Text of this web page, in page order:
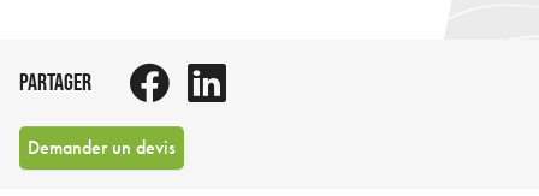
PARTAGER
Demander un devis